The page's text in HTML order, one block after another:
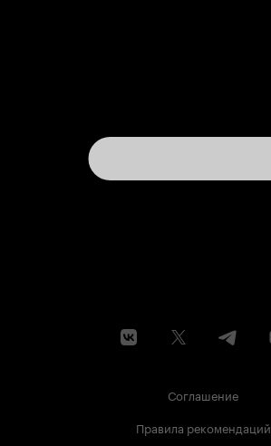
Соглашение
Правила рекомендаций